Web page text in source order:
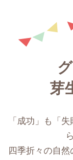
芽
「成功」も「
四季折々の自